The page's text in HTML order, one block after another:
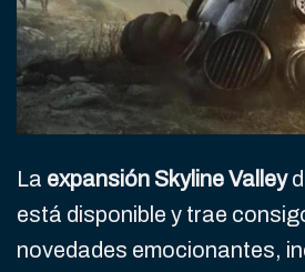
La expansión Skyline Valley
está disponible y trae
novedades emocionantes,